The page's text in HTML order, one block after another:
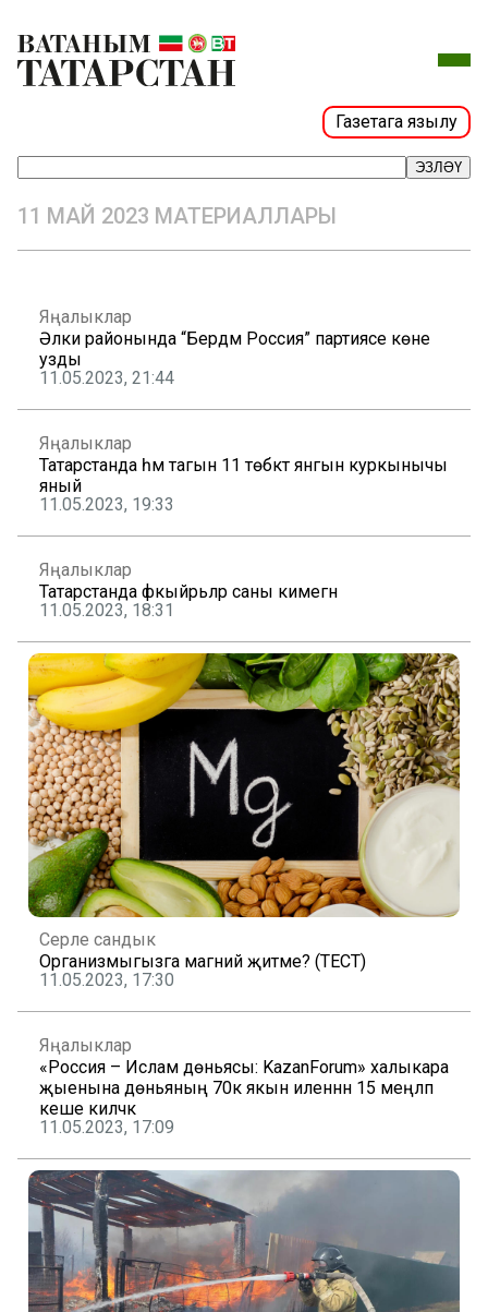
Газетага язылу
ЭЗЛӘҮ
11 МАЙ 2023 МАТЕРИАЛЛАРЫ
Яңалыклар
Әлки районында “Бердәм Россия” партиясе көне
узды
11.05.2023, 21:44
Яңалыклар
Татарстанда һәм тагын 11 төбәктә янгын куркынычы
яный
11.05.2023, 19:33
Яңалыклар
Татарстанда фәкыйрьләр саны кимегән
11.05.2023, 18:31
Серле сандык
Организмыгызга магний җитәме? (ТЕСТ)
11.05.2023, 17:30
Яңалыклар
«Россия – Ислам дөньясы: KazanForum» халыкара
җыенына дөньяның 70кә якын иленнән 15 меңләп
кеше киләчәк
11.05.2023, 17:09